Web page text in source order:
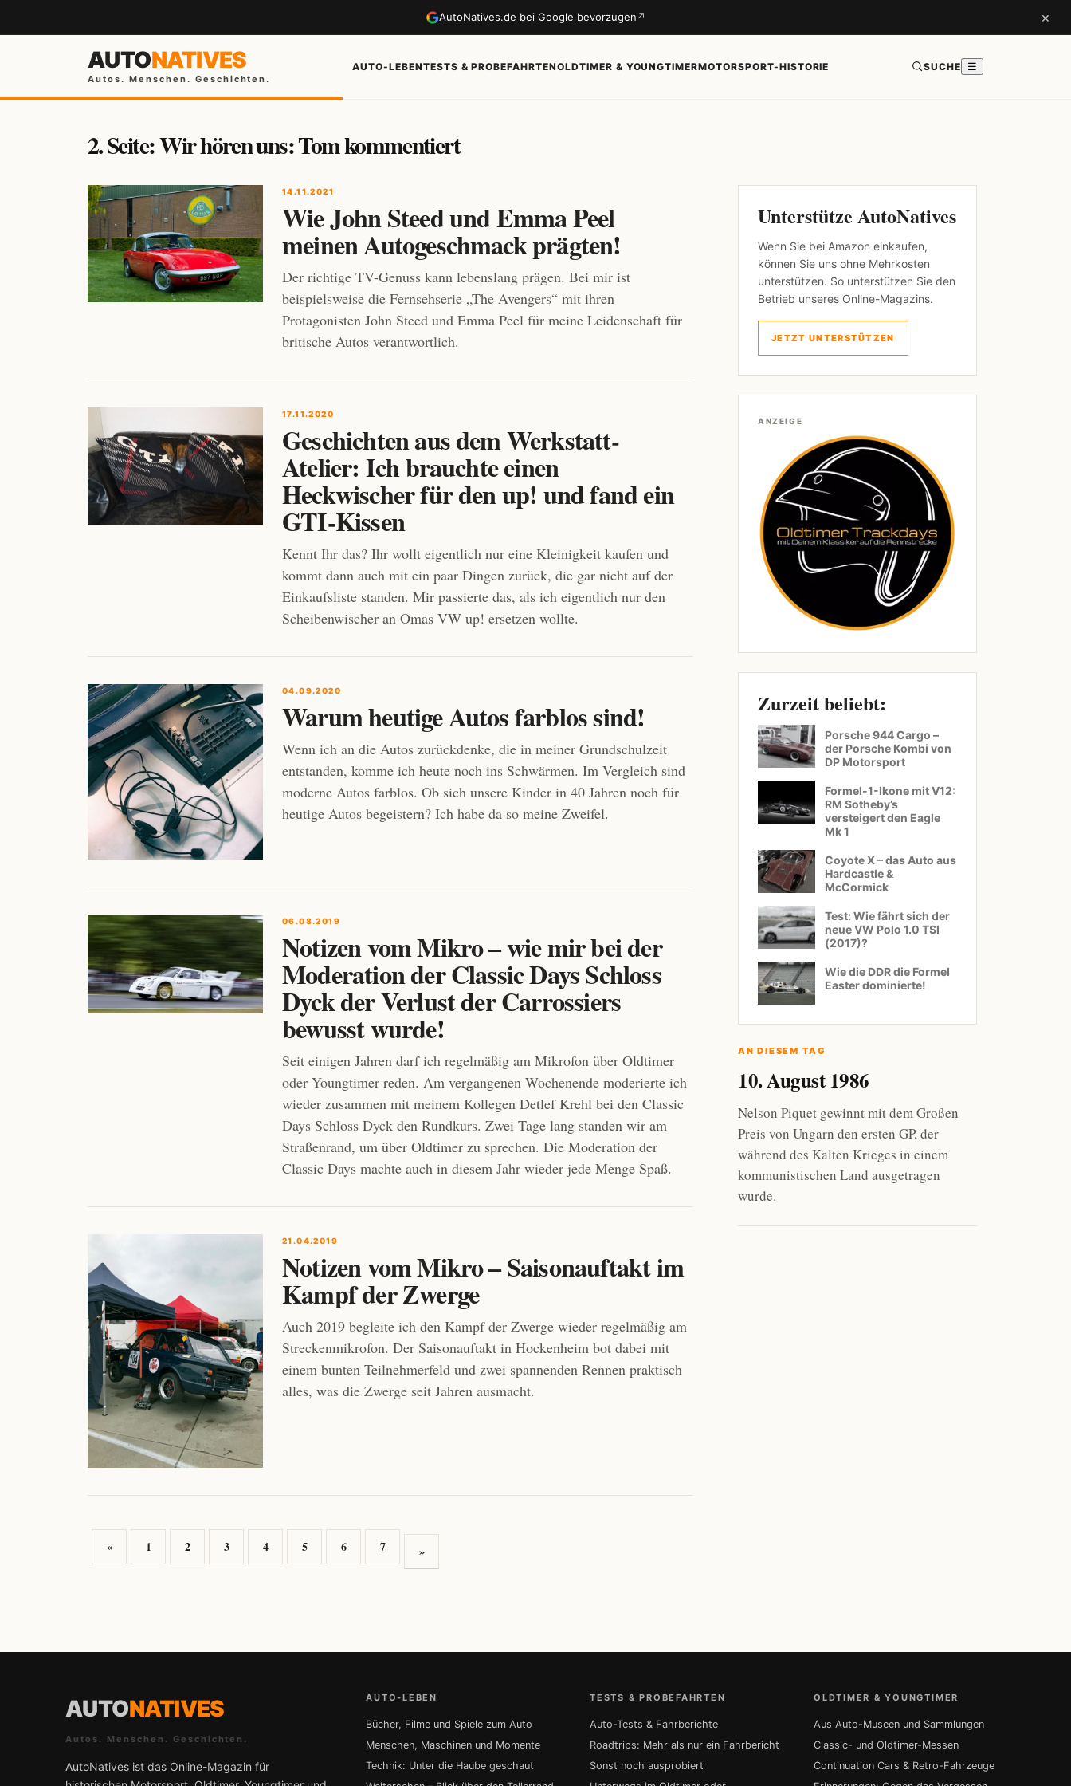
AutoNatives.de bei Google bevorzugen ↗ ×
AUTONATIVES
Autos. Menschen. Geschichten.
AUTO-LEBENTESTS & PROBEFAHRTENOLDTIMER & YOUNGTIMERMOTORSPORT-HISTORIE SUCHE ☰
2. Seite: Wir hören uns: Tom kommentiert
14.11.2021
Wie John Steed und Emma Peel
meinen Autogeschmack prägten!
Der richtige TV-Genuss kann lebenslang prägen. Bei mir ist
beispielsweise die Fernsehserie „The Avengers“ mit ihren
Protagonisten John Steed und Emma Peel für meine Leidenschaft für
britische Autos verantwortlich.
17.11.2020
Geschichten aus dem Werkstatt-
Atelier: Ich brauchte einen
Heckwischer für den up! und fand ein
GTI-Kissen
Kennt Ihr das? Ihr wollt eigentlich nur eine Kleinigkeit kaufen und
kommt dann auch mit ein paar Dingen zurück, die gar nicht auf der
Einkaufsliste standen. Mir passierte das, als ich eigentlich nur den
Scheibenwischer an Omas VW up! ersetzen wollte.
04.09.2020
Warum heutige Autos farblos sind!
Wenn ich an die Autos zurückdenke, die in meiner Grundschulzeit
entstanden, komme ich heute noch ins Schwärmen. Im Vergleich sind
moderne Autos farblos. Ob sich unsere Kinder in 40 Jahren noch für
heutige Autos begeistern? Ich habe da so meine Zweifel.
06.08.2019
Notizen vom Mikro – wie mir bei der
Moderation der Classic Days Schloss
Dyck der Verlust der Carrossiers
bewusst wurde!
Seit einigen Jahren darf ich regelmäßig am Mikrofon über Oldtimer
oder Youngtimer reden. Am vergangenen Wochenende moderierte ich
wieder zusammen mit meinem Kollegen Detlef Krehl bei den Classic
Days Schloss Dyck den Rundkurs. Zwei Tage lang standen wir am
Straßenrand, um über Oldtimer zu sprechen. Die Moderation der
Classic Days machte auch in diesem Jahr wieder jede Menge Spaß.
21.04.2019
Notizen vom Mikro – Saisonauftakt im
Kampf der Zwerge
Auch 2019 begleite ich den Kampf der Zwerge wieder regelmäßig am
Streckenmikrofon. Der Saisonauftakt in Hockenheim bot dabei mit
einem bunten Teilnehmerfeld und zwei spannenden Rennen praktisch
alles, was die Zwerge seit Jahren ausmacht.
« 1 2 3 4 5 6 7 »
Unterstütze AutoNatives
Wenn Sie bei Amazon einkaufen,
können Sie uns ohne Mehrkosten
unterstützen. So unterstützen Sie den
Betrieb unseres Online-Magazins.
JETZT UNTERSTÜTZEN
ANZEIGE
Zurzeit beliebt:
Porsche 944 Cargo –
der Porsche Kombi von
DP Motorsport
Formel-1-Ikone mit V12:
RM Sotheby’s
versteigert den Eagle
Mk 1
Coyote X – das Auto aus
Hardcastle &
McCormick
Test: Wie fährt sich der
neue VW Polo 1.0 TSI
(2017)?
Wie die DDR die Formel
Easter dominierte!
AN DIESEM TAG
10. August 1986
Nelson Piquet gewinnt mit dem Großen
Preis von Ungarn den ersten GP, der
während des Kalten Krieges in einem
kommunistischen Land ausgetragen
wurde.
AUTONATIVES
Autos. Menschen. Geschichten.
AutoNatives ist das Online-Magazin für
AUTO-LEBEN
Bücher, Filme und Spiele zum Auto
Menschen, Maschinen und Momente
Technik: Unter die Haube geschaut
TESTS & PROBEFAHRTEN
Auto-Tests & Fahrberichte
Roadtrips: Mehr als nur ein Fahrbericht
Sonst noch ausprobiert
OLDTIMER & YOUNGTIMER
Aus Auto-Museen und Sammlungen
Classic- und Oldtimer-Messen
Continuation Cars & Retro-Fahrzeuge